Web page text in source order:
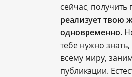
сейчас, получить
реализует твою
одновременно.
тебе нужно
всему миру,
публикации.